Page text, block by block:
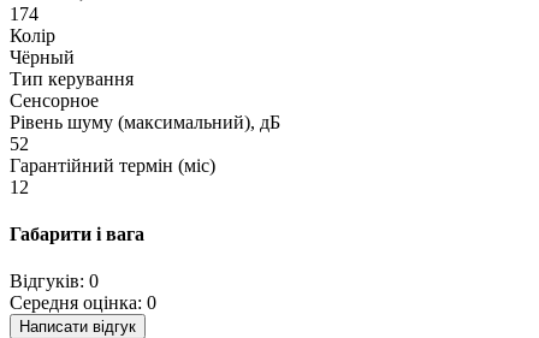
174
Колір
Чёрный
Тип керування
Сенсорное
Рівень шуму (максимальний), дБ
52
Гарантійний термін (міс)
12
Габарити і вага
Відгуків: 0
Середня оцінка: 0
Написати відгук